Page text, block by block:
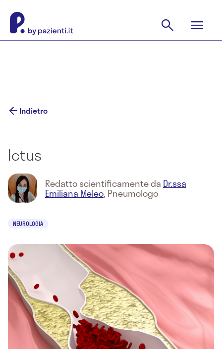
Indietro
Ictus
Redatto scientificamente da Dr.ssa
Emiliana Meleo, Pneumologo
NEUROLOGIA